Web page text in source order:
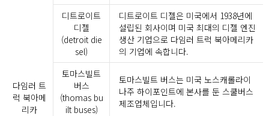
다임러 트
럭 북아메
리카
디트로이트
디젤
(detroit die
sel)
디트로이트 디젤은 미국에서 1938년에
설립된 회사이며 미국 최대의 디젤 엔진
생산 기업으로 다임러 트럭 북아메리카
의 기업에 속합니다.
토마스빌트
버스
(thomas bu
ilt buses)
토마스빌트 버스는 미국 노스캐롤라이
나주 하이포인트에 본사를 둔 스쿨버스
제조업체입니다.